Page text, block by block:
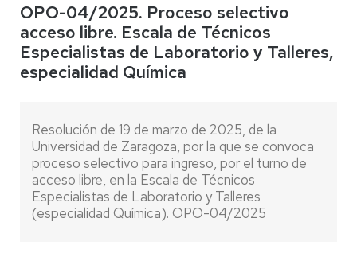
OPO-04/2025. Proceso selectivo
acceso libre. Escala de Técnicos
Especialistas de Laboratorio y Talleres,
especialidad Química
Resolución de 19 de marzo de 2025, de la
Universidad de Zaragoza, por la que se convoca
proceso selectivo para ingreso, por el turno de
acceso libre, en la Escala de Técnicos
Especialistas de Laboratorio y Talleres
(especialidad Química). OPO-04/2025